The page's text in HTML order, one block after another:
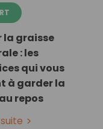
la graisse
: les
qui vous
à garder la
repos